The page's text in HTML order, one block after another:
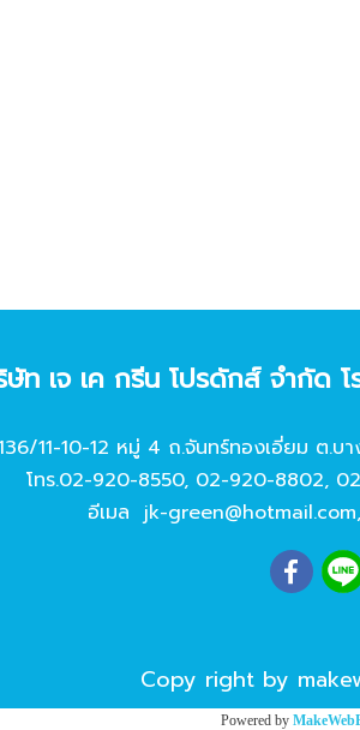
ษัท เจ เค กรีน โปรดักส์ จํากัด
11-10-12 หมู่ 4 ถ.จันทร์ทองเอี่ยม ต.บ
โทร.02-920-8550, 02-920-8802,
อีเมล jk-green@hotmail.com,
Copy right by
Powered by